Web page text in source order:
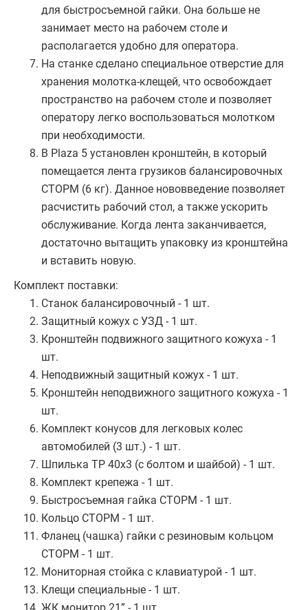
для быстросъемной гайки. Она больше не
занимает место на рабочем столе и
располагается удобно для оператора.
На станке сделано специальное отверстие для
хранения молотка-клещей, что освобождает
пространство на рабочем столе и позволяет
оператору легко воспользоваться молотком
при необходимости.
В Plaza 5 установлен кронштейн, в который
помещается лента грузиков балансировочных
СТОРМ (6 кг). Данное нововведение позволяет
расчистить рабочий стол, а также ускорить
обслуживание. Когда лента заканчивается,
достаточно вытащить упаковку из кронштейна
и вставить новую.
Комплект поставки:
Станок балансировочный - 1 шт.
Защитный кожух с УЗД - 1 шт.
Кронштейн подвижного защитного кожуха - 1
шт.
Неподвижный защитный кожух - 1 шт.
Кронштейн неподвижного защитного кожуха - 1
шт.
Комплект конусов для легковых колес
автомобилей (3 шт.) - 1 шт.
Шпилька ТР 40х3 (с болтом и шайбой) - 1 шт.
Комплект крепежа - 1 шт.
Быстросъемная гайка СТОРМ - 1 шт.
Кольцо СТОРМ - 1 шт.
Фланец (чашка) гайки с резиновым кольцом
СТОРМ - 1 шт.
Мониторная стойка с клавиатурой - 1 шт.
Клещи специальные - 1 шт.